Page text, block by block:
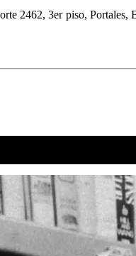
2462, 3er piso, Portales,